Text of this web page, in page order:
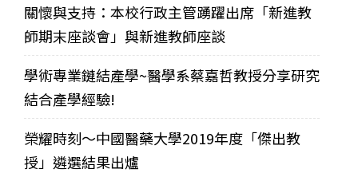
關懷與支持：本校行政主管踴躍出席「新進教
師期末座談會」與新進教師座談
學術專業鏈結產學~醫學系蔡嘉哲教授分享研究
結合產學經驗!
榮耀時刻～中國醫藥大學2019年度「傑出教
授」遴選結果出爐